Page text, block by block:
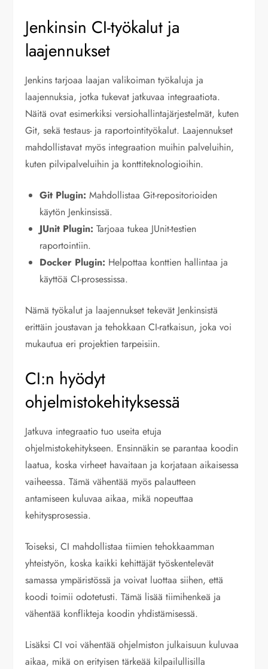
Jenkinsin CI-työkalut ja
laajennukset
Jenkins tarjoaa laajan valikoiman työkaluja ja
laajennuksia, jotka tukevat jatkuvaa integraatiota.
Näitä ovat esimerkiksi versiohallintajärjestelmät, kuten
Git, sekä testaus- ja raportointityökalut. Laajennukset
mahdollistavat myös integraation muihin palveluihin,
kuten pilvipalveluihin ja konttiteknologioihin.
Git Plugin: Mahdollistaa Git-repositorioiden
käytön Jenkinsissä.
JUnit Plugin: Tarjoaa tukea JUnit-testien
raportointiin.
Docker Plugin: Helpottaa konttien hallintaa ja
käyttöä CI-prosessissa.
Nämä työkalut ja laajennukset tekevät Jenkinsistä
erittäin joustavan ja tehokkaan CI-ratkaisun, joka voi
mukautua eri projektien tarpeisiin.
CI:n hyödyt
ohjelmistokehityksessä
Jatkuva integraatio tuo useita etuja
ohjelmistokehitykseen. Ensinnäkin se parantaa koodin
laatua, koska virheet havaitaan ja korjataan aikaisessa
vaiheessa. Tämä vähentää myös palautteen
antamiseen kuluvaa aikaa, mikä nopeuttaa
kehitysprosessia.
Toiseksi, CI mahdollistaa tiimien tehokkaamman
yhteistyön, koska kaikki kehittäjät työskentelevät
samassa ympäristössä ja voivat luottaa siihen, että
koodi toimii odotetusti. Tämä lisää tiimihenkeä ja
vähentää konflikteja koodin yhdistämisessä.
Lisäksi CI voi vähentää ohjelmiston julkaisuun kuluvaa
aikaa, mikä on erityisen tärkeää kilpailullisilla